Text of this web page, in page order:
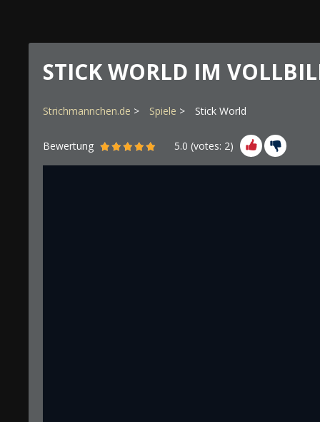
STICK WORLD IM
Strichmannchen.de Spiele Stick World
Bewertung 5.0 (votes: 2)